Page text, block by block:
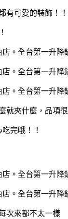
有可愛的裝飾！！
就夾什麼，品項
完哦！！
次來都不太一樣